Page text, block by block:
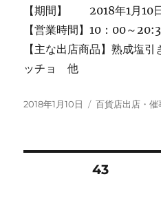
【期間】 2018年1月10日
【営業時間】10：00～
【主な出店商品】熟成塩
ッチョ 他
投
2018年1月10日
カ
百貨店出店・催
固定ページ43